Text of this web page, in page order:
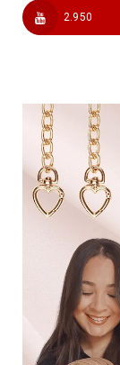
2.950